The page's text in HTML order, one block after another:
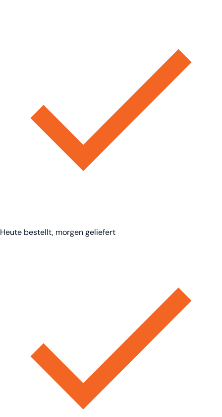
Heute bestellt, morgen geliefert